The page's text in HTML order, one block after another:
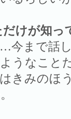
だけが知っ
今まで話
ようなこ
きみのほ